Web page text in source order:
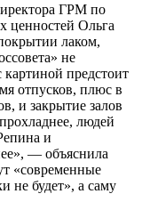
ГРМ по
ценностей Ольга
лаком,
не
картиной предстоит
отпусков, плюс в
и закрытие залов
людей
и
— объяснила
«современные
не будет», а саму